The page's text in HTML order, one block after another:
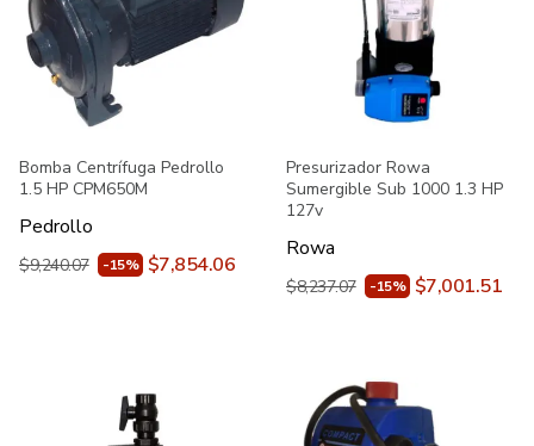
Bomba Centrífuga Pedrollo
1.5 HP CPM650M
Pedrollo
$9,240.07 -15% $7,854.06
Presurizador Rowa
Sumergible Sub 1000 1.3 HP
127v
Rowa
$8,237.07 -15% $7,001.51